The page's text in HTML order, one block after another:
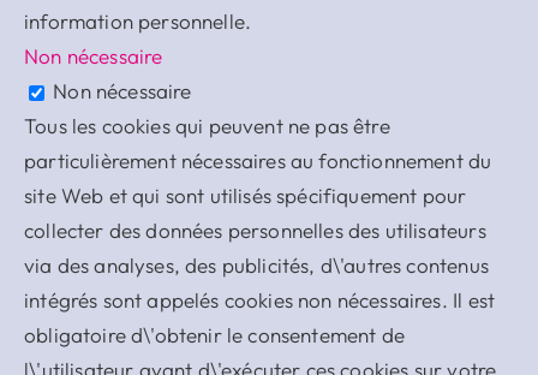
information personnelle.
Non nécessaire
Non nécessaire
Tous les cookies qui peuvent ne pas être
particulièrement nécessaires au fonctionnement du
site Web et qui sont utilisés spécifiquement pour
collecter des données personnelles des utilisateurs
via des analyses, des publicités, d\'autres contenus
intégrés sont appelés cookies non nécessaires. Il est
obligatoire d\'obtenir le consentement de
l\'utilisateur avant d\'exécuter ces cookies sur votre